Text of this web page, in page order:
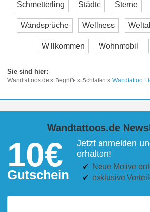
Schmetterling Städte Sterne
Wandsprüche Wellness Weltall
Willkommen Wohnmobil
Wandtattoos.de » Begriffe » Schlafen » Wandtattoo
Wandtattoos.de
10€
Gutschein
Jetzt anmelden
erhalten!
Neue Motive
exklusive